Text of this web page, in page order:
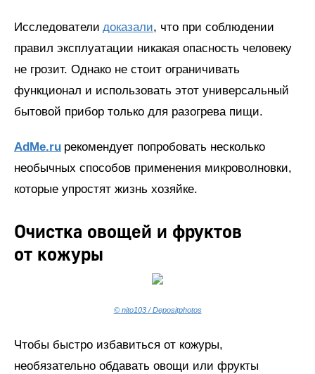
Исследователи доказали, что при соблюдении
правил эксплуатации никакая опасность человеку
не грозит. Однако не стоит ограничивать
функционал и использовать этот универсальный
бытовой прибор только для разогрева пищи.
AdMe.ru рекомендует попробовать несколько
необычных способов применения микроволновки,
которые упростят жизнь хозяйке.
Очистка овощей и фруктов
от кожуры
© nito103 / Depositphotos
Чтобы быстро избавиться от кожуры,
необязательно обдавать овощи или фрукты